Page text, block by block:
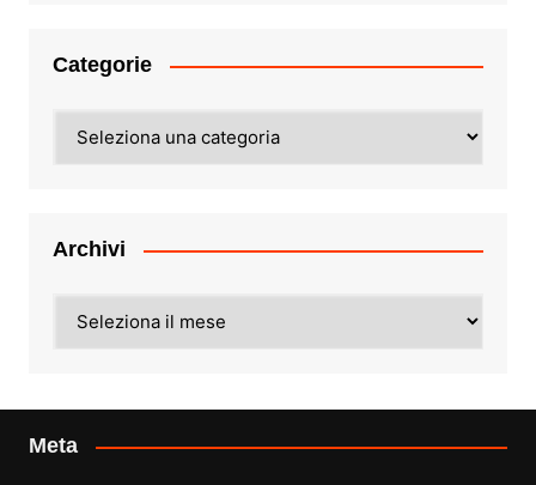
Categorie
Archivi
Meta